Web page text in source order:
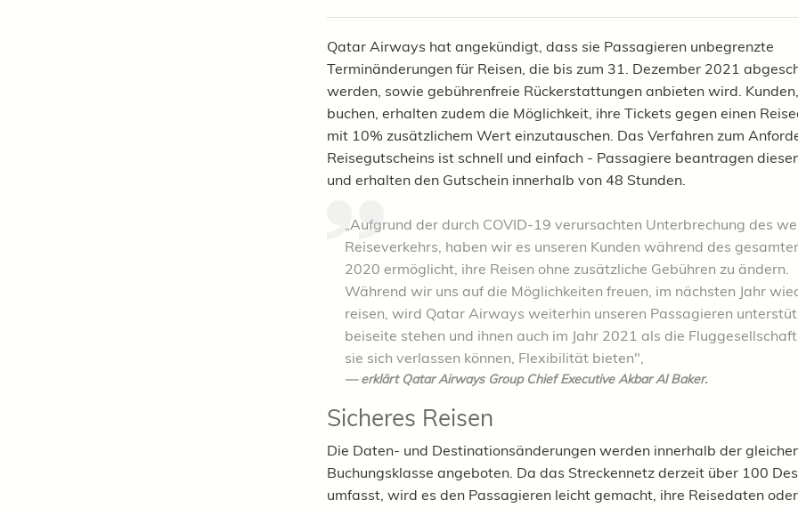
Qatar Airways hat angekündigt, dass sie Passagieren unbegrenzte
Terminänderungen für Reisen, die bis zum 31. Dezember 2021
werden, sowie gebührenfreie Rückerstattungen anbieten wird.
buchen, erhalten zudem die Möglichkeit, ihre Tickets gegen einen
mit 10% zusätzlichem Wert einzutauschen. Das Verfahren zum
Reisegutscheins ist schnell und einfach - Passagiere beantragen
und erhalten den Gutschein innerhalb von 48 Stunden.
„Aufgrund der durch COVID-19 verursachten Unterbrechung des
Reiseverkehrs, haben wir es unseren Kunden während des
2020 ermöglicht, ihre Reisen ohne zusätzliche Gebühren zu ändern.
Während wir uns auf die Möglichkeiten freuen, im nächsten Jahr
reisen, wird Qatar Airways weiterhin unseren Passagieren
beiseite stehen und ihnen auch im Jahr 2021 als die
sie sich verlassen können, Flexibilität bieten",
erklärt Qatar Airways Group Chief Executive Akbar Al Baker.
Sicheres Reisen
Die Daten- und Destinationsänderungen werden innerhalb der
Buchungsklasse angeboten. Da das Streckennetz derzeit über 100
umfasst, wird es den Passagieren leicht gemacht, ihre Reisedaten